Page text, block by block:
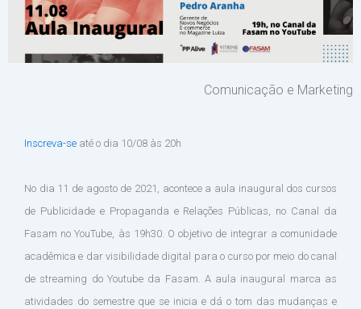
Comunicação e Marketing
Inscreva-se até o dia 10/08 às 20h
No dia 11 de agosto de 2021, acontece a aula inaugural dos cursos
de Publicidade e Propaganda e Relações Públicas, no Canal da
Fasam no YouTube, às 19h30. O objetivo de integrar a comunidade
acadêmica e dar visibilidade digital para o curso por meio do canal
de streaming do Youtube da Fasam. A aula inaugural marca as
atividades do semestre que se inicia e dá o tom das mudanças e